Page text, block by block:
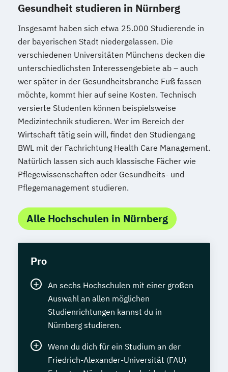
Gesundheit studieren in Nürnberg
Insgesamt haben sich etwa 25.000 Studierende in
der bayerischen Stadt niedergelassen. Die
verschiedenen Universitäten Münchens decken die
unterschiedlichsten Interessengebiete ab – auch
wer später in der Gesundheitsbranche Fuß fassen
möchte, kommt hier auf seine Kosten. Technisch
versierte Studenten können beispielsweise
Medizintechnik studieren. Wer im Bereich der
Wirtschaft tätig sein will, findet den Studiengang
BWL mit der Fachrichtung Health Care Management.
Natürlich lassen sich auch klassische Fächer wie
Pflegewissenschaften oder Gesundheits- und
Pflegemanagement studieren.
Alle Hochschulen in Nürnberg
Pro
An sechs Hochschulen mit einer großen
Auswahl an allen möglichen
Studienrichtungen kannst du in
Nürnberg studieren.
Wenn du dich für ein Studium an der
Friedrich-Alexander-Universität (FAU)